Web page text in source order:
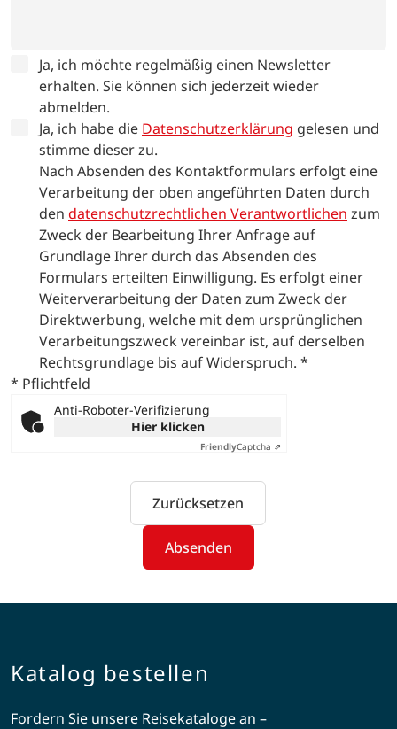
Ja, ich möchte regelmäßig einen Newsletter
erhalten. Sie können sich jederzeit wieder
abmelden.
Ja, ich habe die Datenschutzerklärung gelesen und
stimme dieser zu.
Nach Absenden des Kontaktformulars erfolgt eine
Verarbeitung der oben angeführten Daten durch
den datenschutzrechtlichen Verantwortlichen zum
Zweck der Bearbeitung Ihrer Anfrage auf
Grundlage Ihrer durch das Absenden des
Formulars erteilten Einwilligung. Es erfolgt einer
Weiterverarbeitung der Daten zum Zweck der
Direktwerbung, welche mit dem ursprünglichen
Verarbeitungszweck vereinbar ist, auf derselben
Rechtsgrundlage bis auf Widerspruch. *
* Pflichtfeld
Anti-Roboter-Verifizierung
Hier klicken
FriendlyCaptcha ⇗
Zurücksetzen
Absenden
Katalog bestellen
Fordern Sie unsere Reisekataloge an –